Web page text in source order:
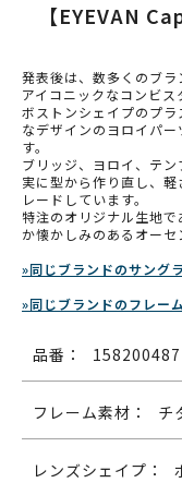
【EYEVAN
発表後は、数多くのブ
アイコニックなコンビス
ボストンシェイプのプ
なデザインのヨロイパ
す。
ブリッジ、ヨロイ、テ
実に型から作り直し、
レードしています。
特注のオリジナル生地
か懐かしみのあるオーセ
»同じブランドのサング
»同じブランドのフレー
品番： 158200487
フレーム素材： チ
レンズシェイプ：